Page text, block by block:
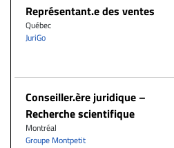
Représentant.e des ventes
Québec
JuriGo
Conseiller.ère juridique –
Recherche scientifique
Montréal
Groupe Montpetit